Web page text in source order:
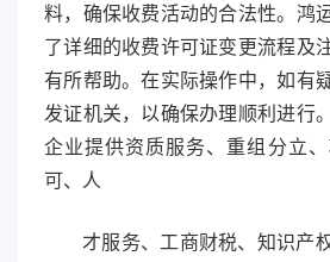
料，确保收费活动的合法性。鸿
了详细的收费许可证变更流程及
有所帮助。在实际操作中，如有
发证机关，以确保办理顺利进行
企业提供资质服务、重组分立
可、人
才服务、工商财税、知识产